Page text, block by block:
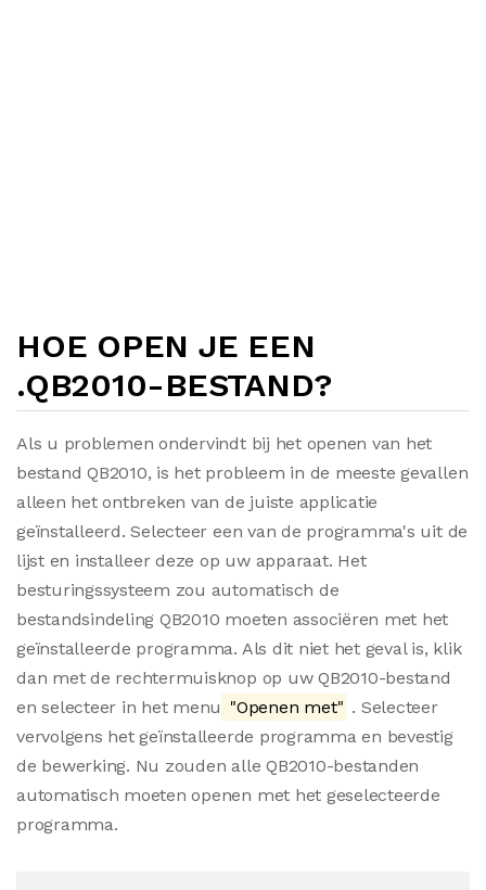
HOE OPEN JE EEN
.QB2010-BESTAND?
Als u problemen ondervindt bij het openen van het
bestand QB2010, is het probleem in de meeste gevallen
alleen het ontbreken van de juiste applicatie
geïnstalleerd. Selecteer een van de programma's uit de
lijst en installeer deze op uw apparaat. Het
besturingssysteem zou automatisch de
bestandsindeling QB2010 moeten associëren met het
geïnstalleerde programma. Als dit niet het geval is, klik
dan met de rechtermuisknop op uw QB2010-bestand
en selecteer in het menu "Openen met" . Selecteer
vervolgens het geïnstalleerde programma en bevestig
de bewerking. Nu zouden alle QB2010-bestanden
automatisch moeten openen met het geselecteerde
programma.